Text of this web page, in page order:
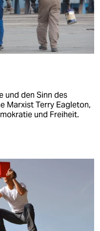
und den Sinn des
Marxist Terry Eagleton,
und Freiheit.